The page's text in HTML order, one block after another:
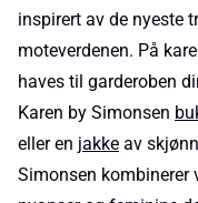
inspirert av de nyeste
moteverdenen. På
haves til garderoben
Karen by Simonsen
eller en jakke av
Simonsen kombinerer